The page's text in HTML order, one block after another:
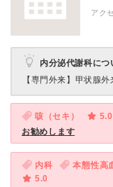
アク
内分泌代謝科につ
【専門外来】 甲状腺外
咳（セキ）
5.0
お勧めします
内科 本態性高
5.0